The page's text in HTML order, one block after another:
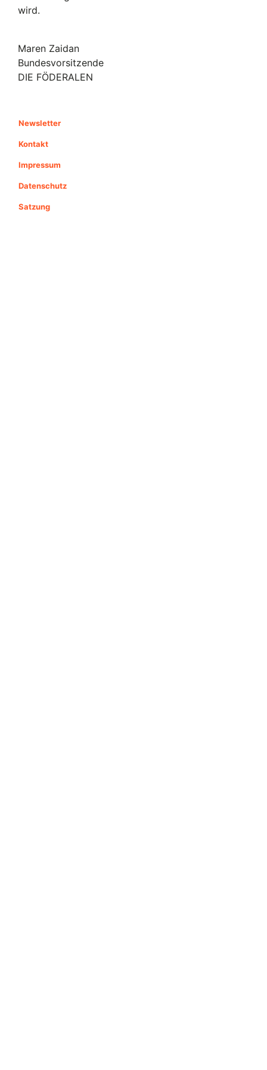
wird.
Maren Zaidan
Bundesvorsitzende
DIE FÖDERALEN
Newsletter
Kontakt
Impressum
Datenschutz
Satzung